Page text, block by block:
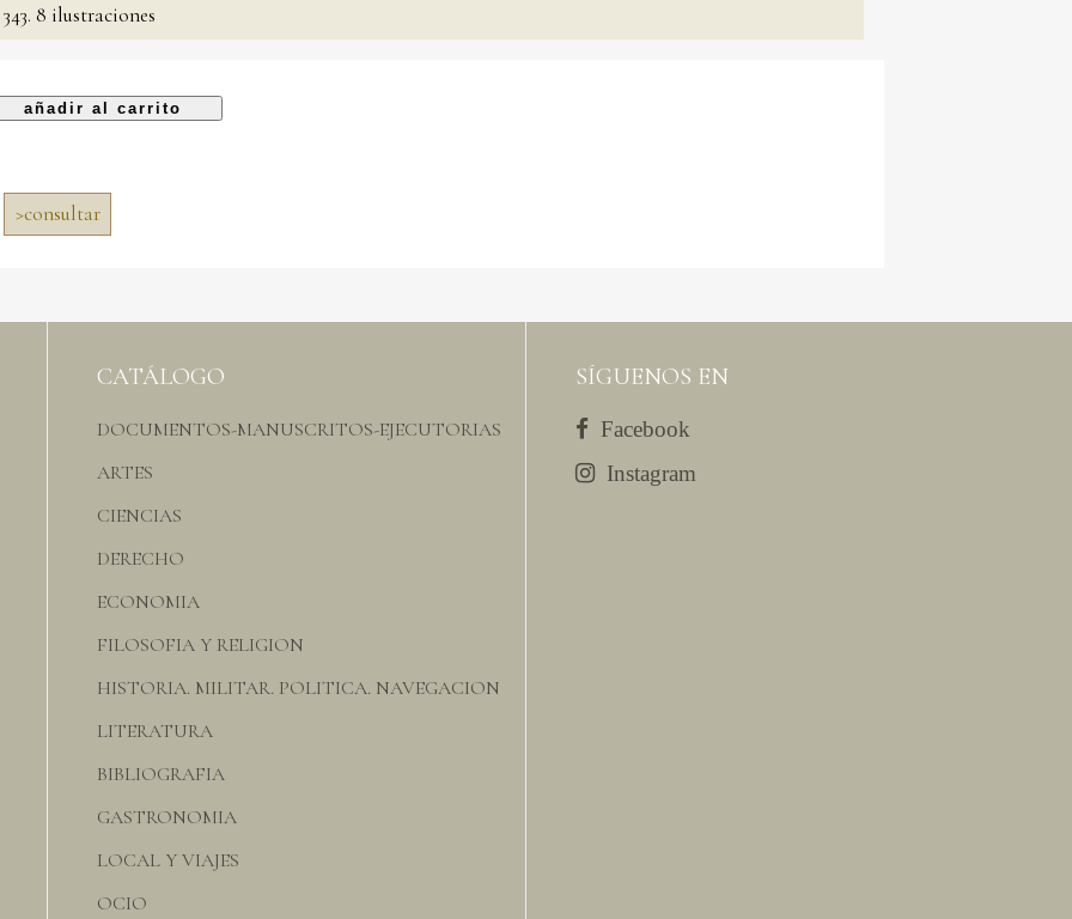
343. 8 ilustraciones
>consultar
CATÁLOGO
DOCUMENTOS-MANUSCRITOS-EJECUTORIAS
ARTES
CIENCIAS
DERECHO
ECONOMIA
FILOSOFIA Y RELIGION
HISTORIA. MILITAR. POLITICA. NAVEGACION
LITERATURA
BIBLIOGRAFIA
GASTRONOMIA
LOCAL Y VIAJES
OCIO
SÍGUENOS EN
Facebook
Instagram